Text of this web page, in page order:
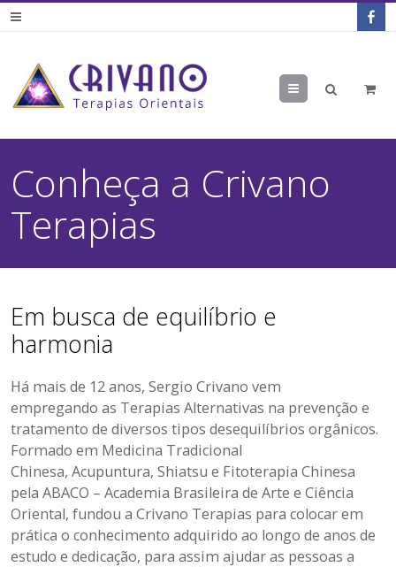
Menu
Conheça a Crivano
Terapias
Em busca de equilíbrio e
harmonia
Há mais de 12 anos, Sergio Crivano vem
empregando as Terapias Alternativas na prevenção e
tratamento de diversos tipos desequilíbrios orgânicos.
Formado em Medicina Tradicional
Chinesa, Acupuntura, Shiatsu e Fitoterapia Chinesa
pela ABACO – Academia Brasileira de Arte e Ciência
Oriental, fundou a Crivano Terapias para colocar em
prática o conhecimento adquirido ao longo de anos de
estudo e dedicação, para assim ajudar as pessoas a